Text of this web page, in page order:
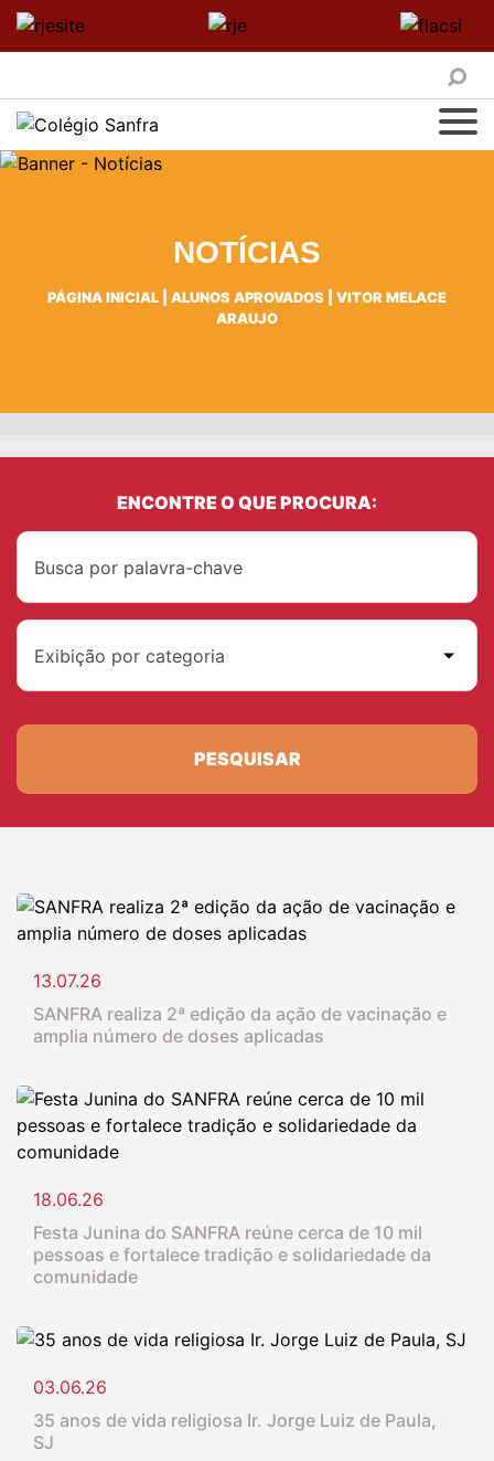
NOTÍCIAS
PÁGINA INICIAL ALUNOS APROVADOS
VITOR MELACE
ARAUJO
ENCONTRE O QUE PROCURA:
Exibição por categoria
PESQUISAR
13.07.26
SANFRA realiza 2ª edição da ação de vacinação e
amplia número de doses aplicadas
18.06.26
Festa Junina do SANFRA reúne cerca de 10 mil
pessoas e fortalece tradição e solidariedade da
comunidade
03.06.26
35 anos de vida religiosa Ir. Jorge Luiz de Paula,
SJ